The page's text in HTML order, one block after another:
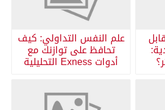
علم النفس التداولي: كيف
تحافظ على توازنك مع
أدوات Exness التحليلية